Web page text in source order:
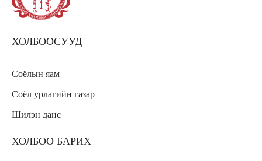
ХОЛБООСУУД
Соёлын яам
Соёл урлагийн газар
Шилэн данс
ХОЛБОО БАРИХ